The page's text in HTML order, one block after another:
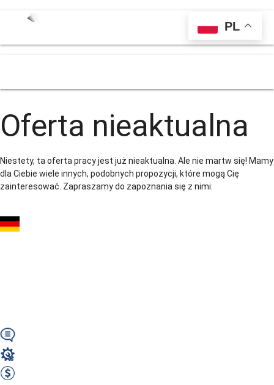
menu
Oferta nieaktualna
Niestety, ta oferta pracy jest już nieaktualna. Ale nie martw się! Mamy
dla Ciebie wiele innych, podobnych propozycji, które mogą Cię
zainteresować. Zapraszamy do zapoznania się z nimi:
PL